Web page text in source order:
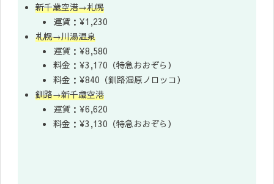
新千歳空港→札幌
運賃：¥1,230
札幌→川湯温泉
運賃：¥8,580
料金：¥3,170（特急おおぞら）
料金：¥840（釧路湿原ノロッコ）
釧路→新千歳空港
運賃：¥6,620
料金：¥3,130（特急おおぞら）